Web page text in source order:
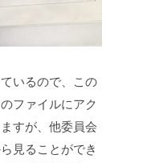
いるので、この
ファイルにアク
すが、他委員会
見ることができ